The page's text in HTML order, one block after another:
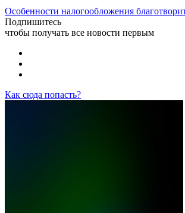
Особенности налогообложения
Подпишитесь
чтобы получать все новости первым
Как сюда попасть?